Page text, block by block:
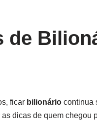
de
ficar bilionário continua
dicas de quem chegou